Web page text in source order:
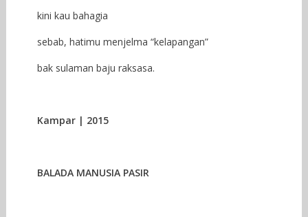
kini kau bahagia
sebab, hatimu menjelma “kelapangan”
bak sulaman baju raksasa.
Kampar | 2015
BALADA MANUSIA PASIR